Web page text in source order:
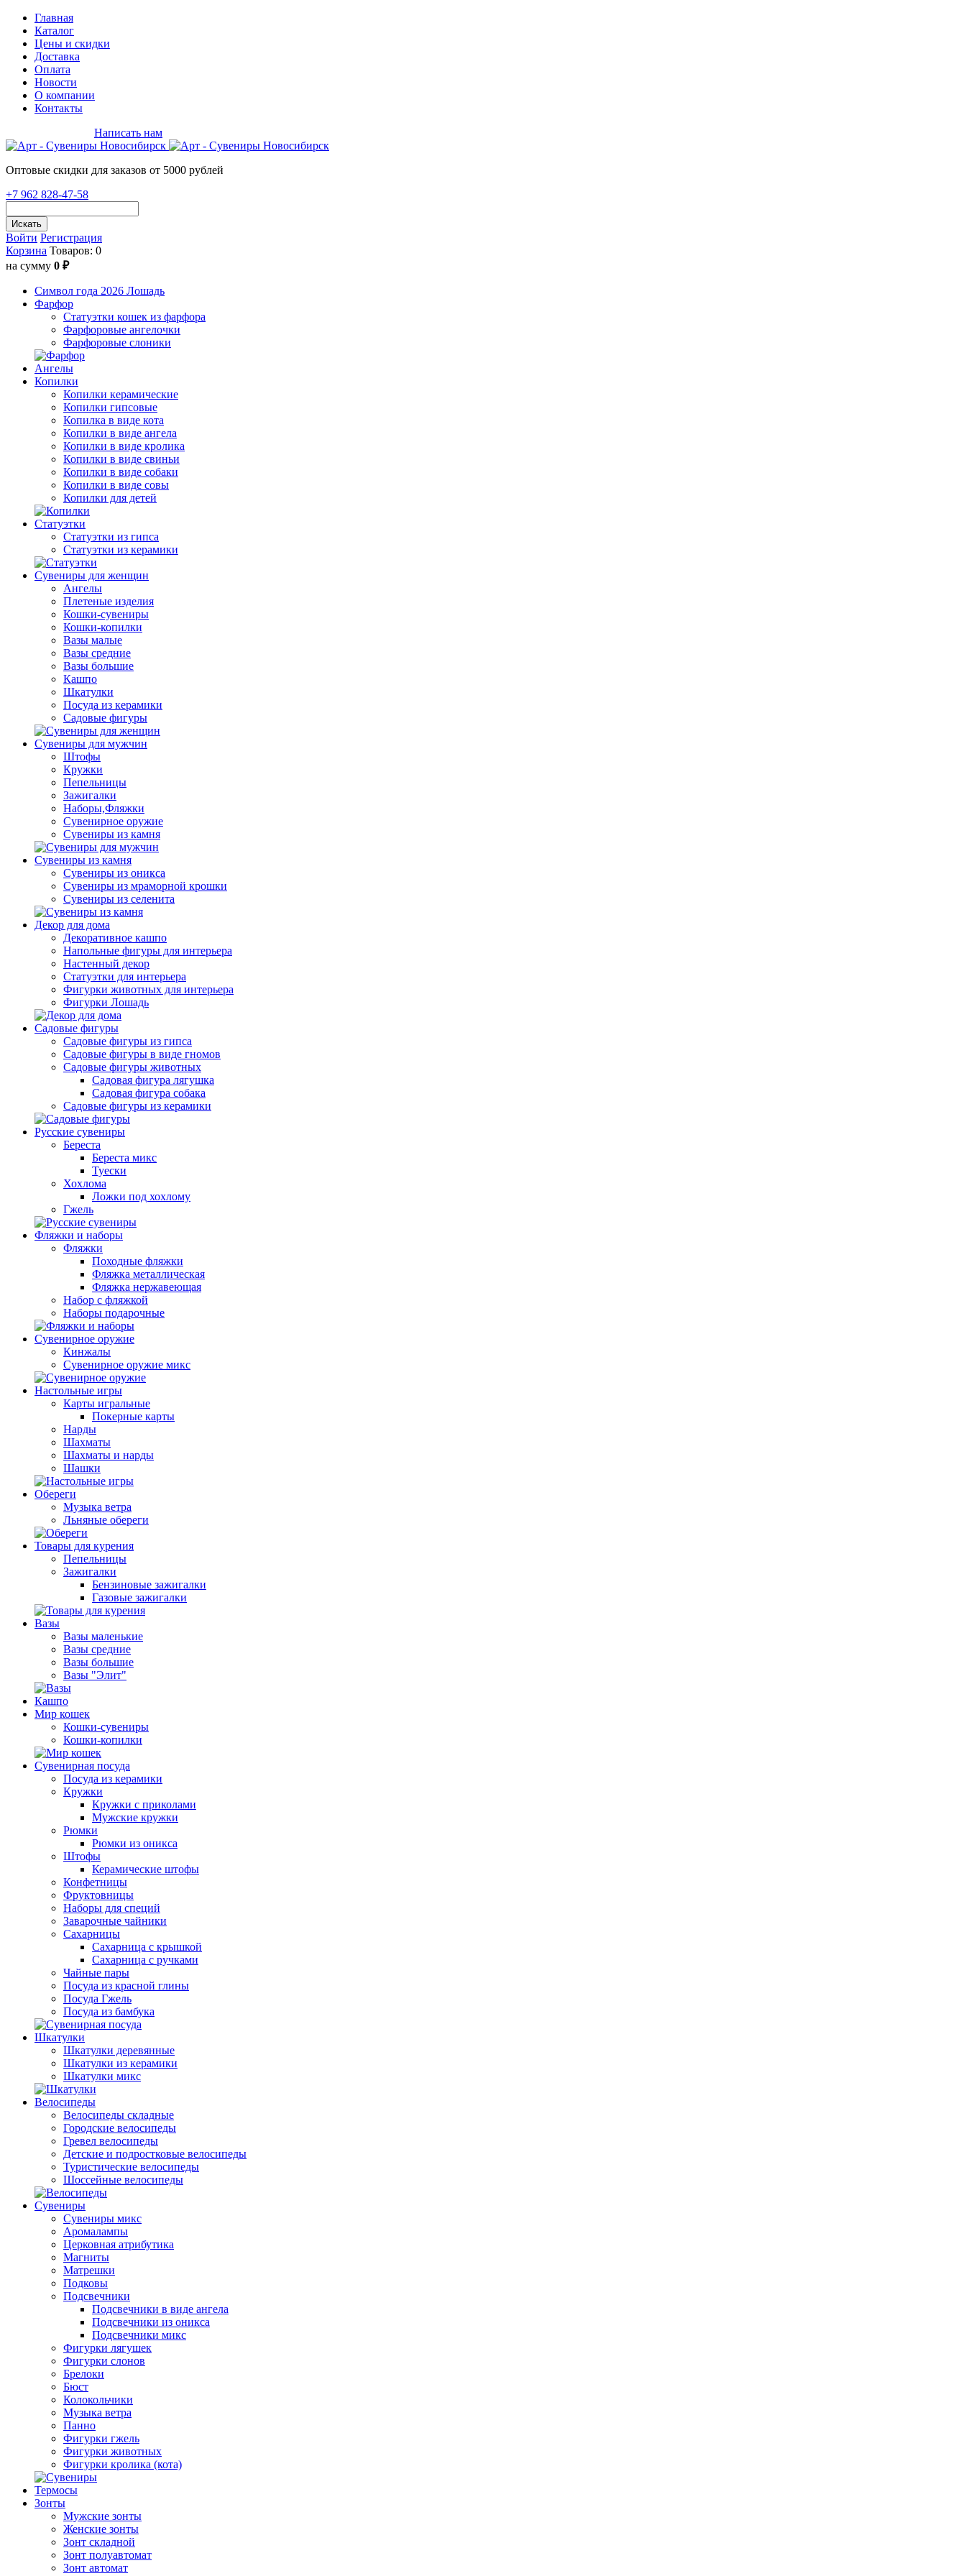
Главная
Каталог
Цены и скидки
Доставка
Оплата
Новости
О компании
Контакты
Написать нам
Оптовые скидки для заказов от 5000 рублей
+7 962 828-47-58
Искать
Войти Регистрация
Корзина Товаров: 0
на сумму 0 ₽
Символ года 2026 Лошадь
Фарфор
Статуэтки кошек из фарфора
Фарфоровые ангелочки
Фарфоровые слоники
Ангелы
Копилки
Копилки керамические
Копилки гипсовые
Копилка в виде кота
Копилки в виде ангела
Копилки в виде кролика
Копилки в виде свиньи
Копилки в виде собаки
Копилки в виде совы
Копилки для детей
Статуэтки
Статуэтки из гипса
Статуэтки из керамики
Сувениры для женщин
Ангелы
Плетеные изделия
Кошки-сувениры
Кошки-копилки
Вазы малые
Вазы средние
Вазы большие
Кашпо
Шкатулки
Посуда из керамики
Садовые фигуры
Сувениры для мужчин
Штофы
Кружки
Пепельницы
Зажигалки
Наборы,Фляжки
Сувенирное оружие
Сувениры из камня
Сувениры из камня
Сувениры из оникса
Сувениры из мраморной крошки
Сувениры из селенита
Декор для дома
Декоративное кашпо
Напольные фигуры для интерьера
Настенный декор
Статуэтки для интерьера
Фигурки животных для интерьера
Фигурки Лошадь
Садовые фигуры
Садовые фигуры из гипса
Садовые фигуры в виде гномов
Садовые фигуры животных
Садовая фигура лягушка
Садовая фигура собака
Садовые фигуры из керамики
Русские сувениры
Береста
Береста микс
Туески
Хохлома
Ложки под хохлому
Гжель
Фляжки и наборы
Фляжки
Походные фляжки
Фляжка металлическая
Фляжка нержавеющая
Набор с фляжкой
Наборы подарочные
Сувенирное оружие
Кинжалы
Сувенирное оружие микс
Настольные игры
Карты игральные
Покерные карты
Нарды
Шахматы
Шахматы и нарды
Шашки
Обереги
Музыка ветра
Льняные обереги
Товары для курения
Пепельницы
Зажигалки
Бензиновые зажигалки
Газовые зажигалки
Вазы
Вазы маленькие
Вазы средние
Вазы большие
Вазы "Элит"
Кашпо
Мир кошек
Кошки-сувениры
Кошки-копилки
Сувенирная посуда
Посуда из керамики
Кружки
Кружки с приколами
Мужские кружки
Рюмки
Рюмки из оникса
Штофы
Керамические штофы
Конфетницы
Фруктовницы
Наборы для специй
Заварочные чайники
Сахарницы
Сахарница с крышкой
Сахарница с ручками
Чайные пары
Посуда из красной глины
Посуда Гжель
Посуда из бамбука
Шкатулки
Шкатулки деревянные
Шкатулки из керамики
Шкатулки микс
Велосипеды
Велосипеды складные
Городские велосипеды
Гревел велосипеды
Детские и подростковые велосипеды
Туристические велосипеды
Шоссейные велосипеды
Сувениры
Сувениры микс
Аромалампы
Церковная атрибутика
Магниты
Матрешки
Подковы
Подсвечники
Подсвечники в виде ангела
Подсвечники из оникса
Подсвечники микс
Фигурки лягушек
Фигурки слонов
Брелоки
Бюст
Колокольчики
Музыка ветра
Панно
Фигурки гжель
Фигурки животных
Фигурки кролика (кота)
Термосы
Зонты
Мужские зонты
Женские зонты
Зонт складной
Зонт полуавтомат
Зонт автомат